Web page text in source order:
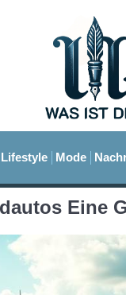
Lifestyle Mode
Eine